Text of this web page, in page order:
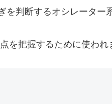
判断するオシレーター
を把握するために使われ